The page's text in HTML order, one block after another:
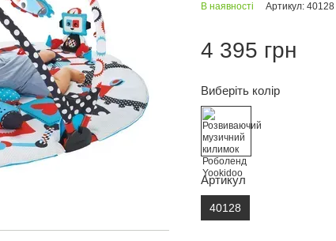
В наявності Артикул: 40128
4 395 грн
Виберіть колір
Артикул
40128